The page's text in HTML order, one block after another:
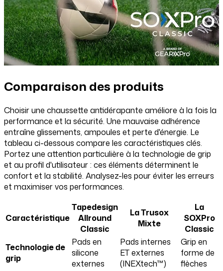
Comparaison des produits
Choisir une chaussette antidérapante améliore à la fois la
performance et la sécurité. Une mauvaise adhérence
entraîne glissements, ampoules et perte d'énergie. Le
tableau ci-dessous compare les caractéristiques clés.
Portez une attention particulière à la technologie de grip
et au profil d'utilisateur : ces éléments déterminent le
confort et la stabilité. Analysez-les pour éviter les erreurs
et maximiser vos performances.
Caractéristique
Tapedesign
Allround
Classic
La Trusox
Mixte
La
SOXPro
Classic
Technologie de
grip
Pads en
silicone
externes
Pads internes
ET externes
(INEXtech™)
Grip en
forme de
flèches